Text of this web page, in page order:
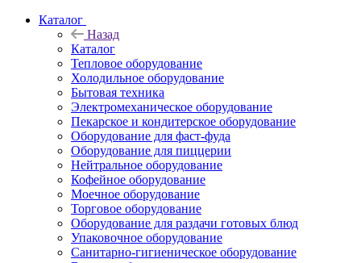
Каталог
Назад
Каталог
Тепловое оборудование
Холодильное оборудование
Бытовая техника
Электромеханическое оборудование
Пекарское и кондитерское оборудование
Оборудование для фаст-фуда
Оборудование для пиццерии
Нейтральное оборудование
Кофейное оборудование
Моечное оборудование
Торговое оборудование
Оборудование для раздачи готовых блюд
Упаковочное оборудование
Санитарно-гигиеническое оборудование